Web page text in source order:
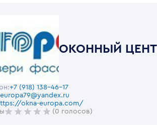
ОКОННЫЙ
+7 (918) 138-46-17
europa79@yandex.ru
okna-europa.com/
(0 голосов)